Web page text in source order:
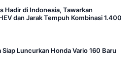
Hadir di Indonesia, Tawarkan
dan Jarak Tempuh Kombinasi 1.400
Siap Luncurkan Honda Vario 160 Baru